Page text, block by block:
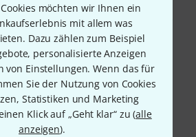
möchten wir Ihnen ein
mit allem was
Dazu zählen zum Beispiel
personalisierte Anzeigen
von Einstellungen. Wenn das für
Sie der Nutzung von Cookies
Statistiken und Marketing
Klick auf „Geht klar“ zu (alle
anzeigen).
und sicher per Nachnahme,
Pay,Klarna Sofort bezahlen,
oder Kreditkarte.